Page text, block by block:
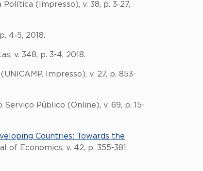
(Impresso), v. 38, p. 3-27,
4-5, 2018.
v. 348, p. 3-4, 2018.
Impresso), v. 27, p. 853-
Serviço Público (Online), v. 69, p. 15-
Countries: Towards the
of Economics, v. 42, p. 355-381,